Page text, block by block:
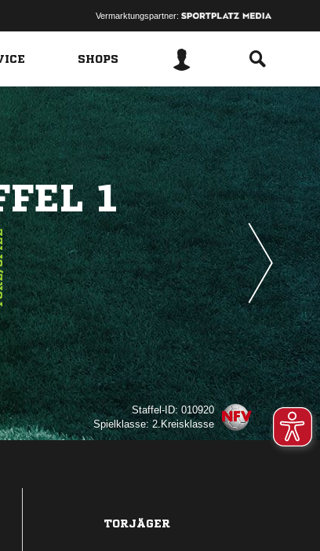
Vermarktungspartner:
SHOPS
1
Staffel-ID: 010920
Spielklasse: 2.Kreisklasse
TORJÄGER